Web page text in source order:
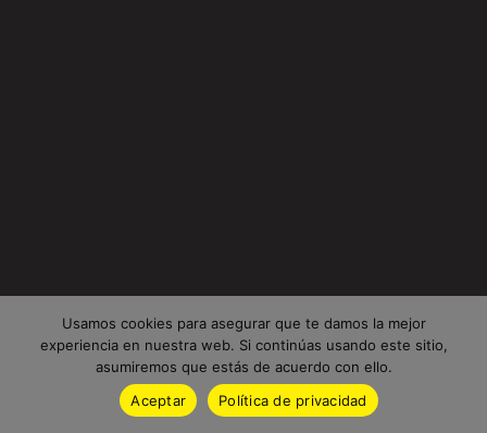
Usamos cookies para asegurar que te damos la mejor
experiencia en nuestra web. Si continúas usando este sitio,
asumiremos que estás de acuerdo con ello.
Aceptar
Política de privacidad